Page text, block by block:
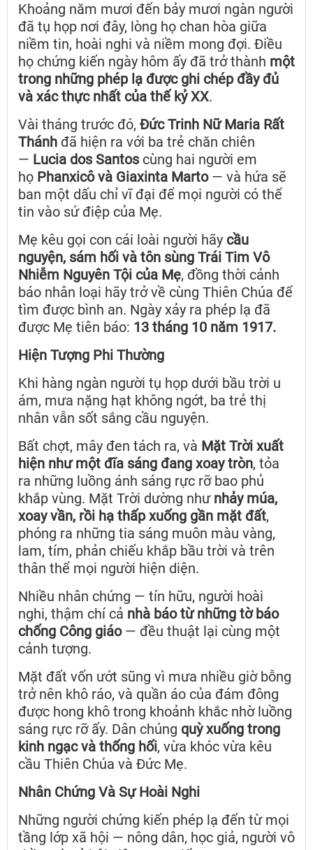
Khoảng năm mươi đến bảy mươi ngàn người
đã tụ họp nơi đây, lòng họ chan hòa giữa
niềm tin, hoài nghi và niềm mong đợi. Điều
họ chứng kiến ngày hôm ấy đã trở thành một
trong những phép lạ được ghi chép đầy đủ
và xác thực nhất của thế kỷ XX.
Vài tháng trước đó, Đức Trinh Nữ Maria Rất
Thánh đã hiện ra với ba trẻ chăn chiên
— Lucia dos Santos cùng hai người em
họ Phanxicô và Giaxinta Marto— và hứa sẽ
ban một dấu chỉ vĩ đại để mọi người có thể
tin vào sứ điệp của Mẹ.
Mẹ kêu gọi con cái loài người hãy cầu
nguyện, sám hối và tôn sùng Trái Tim Vô
Nhiễm Nguyên Tội của Mẹ, đồng thời cảnh
báo nhân loại hãy trở về cùng Thiên Chúa để
tìm được bình an. Ngày xảy ra phép lạ đã
được Mẹ tiên báo: 13 tháng 10 năm 1917.
Hiện Tượng Phi Thường
Khi hàng ngàn người tụ họp dưới bầu trời u
ám, mưa nặng hạt không ngớt, ba trẻ thị
nhân vẫn sốt sắng cầu nguyện.
Bất chợt, mây đen tách ra, và Mặt Trời xuất
hiện như một đĩa sáng đang xoay tròn, tỏa
ra những luồng ánh sáng rực rỡ bao phủ
khắp vùng. Mặt Trời dường như nhảy múa,
xoay vần, rồi hạ thấp xuống gần mặt đất,
phóng ra những tia sáng muôn màu vàng,
lam, tím, phản chiếu khắp bầu trời và trên
thân thể mọi người hiện diện.
Nhiều nhân chứng — tín hữu, người hoài
nghi, thậm chí cả nhà báo từ những tờ báo
chống Công giáo— đều thuật lại cùng một
cảnh tượng.
Mặt đất vốn ướt sũng vì mưa nhiều giờ bỗng
trở nên khô ráo, và quần áo của đám đông
được hong khô trong khoảnh khắc nhờ luồng
sáng rực rỡ ấy. Dân chúng quỳ xuống trong
kinh ngạc và thống hối, vừa khóc vừa kêu
cầu Thiên Chúa và Đức Mẹ.
Nhân Chứng Và Sự Hoài Nghi
Những người chứng kiến phép lạ đến từ mọi
tầng lớp xã hội — nông dân, học giả, người vô